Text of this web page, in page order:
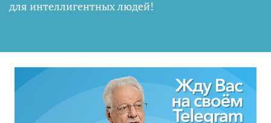
для интеллигентных людей!